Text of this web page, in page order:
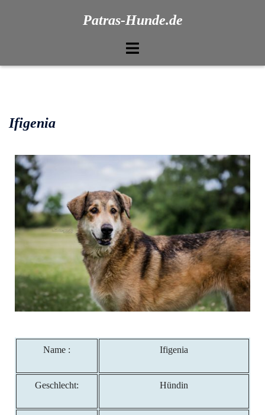
Patras-Hunde.de
Ifigenia
Name : Ifigenia
Geschlecht: Hündin